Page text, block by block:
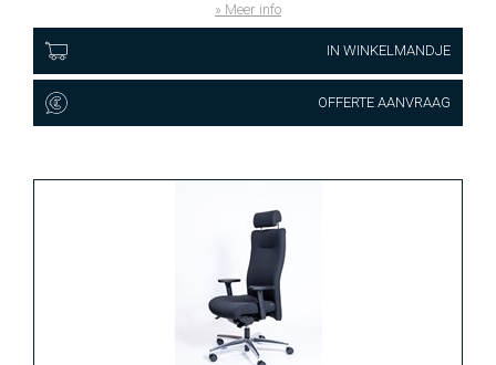
» Meer info
IN WINKELMANDJE
OFFERTE AANVRAAG